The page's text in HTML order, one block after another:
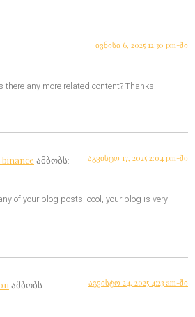
ივნისი 6, 2025 12:30 pm-ში
there any more related content? Thanks!
ამბობს: აგვისტო 17, 2025 2:04 pm-ში
of your blog posts, cool, your blog is very
ამბობს: აგვისტო 24, 2025 4:23 am-ში